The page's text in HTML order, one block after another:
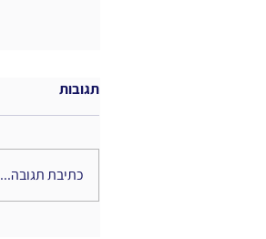
תגובות
כתיבת תגובה...